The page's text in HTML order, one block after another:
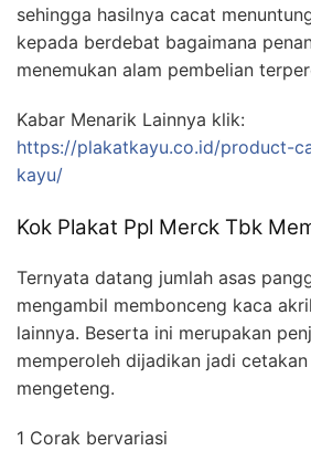
sehingga hasilnya cacat
kepada berdebat bagaimana
menemukan alam pembelian
Kabar Menarik Lainnya klik:
https://plakatkayu.co.id/product-
kayu/
Kok Plakat Ppl Merck Tbk
Ternyata datang jumlah asas
mengambil membonceng kaca
lainnya. Beserta ini merupakan
memperoleh dijadikan jadi cetakan
mengeteng.
1 Corak bervariasi